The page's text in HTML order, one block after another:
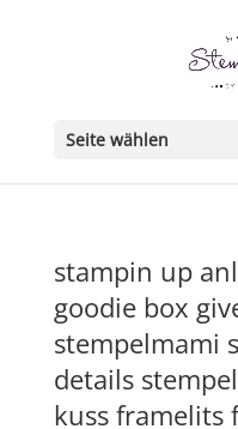
Seite wählen
stampin up
goodie box
stempelmami
details
kuss framelits